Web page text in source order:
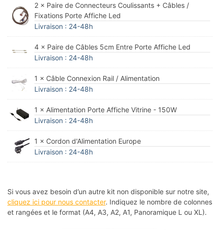
2 × Paire de Connecteurs Coulissants + Câbles /
Fixations Porte Affiche Led
Livraison : 24-48h
4 × Paire de Câbles 5cm Entre Porte Affiche Led
Livraison : 24-48h
1 × Câble Connexion Rail / Alimentation
Livraison : 24-48h
1 × Alimentation Porte Affiche Vitrine - 150W
Livraison : 24-48h
1 × Cordon d'Alimentation Europe
Livraison : 24-48h
Si vous avez besoin d’un autre kit non disponible sur notre site,
cliquez ici pour nous contacter. Indiquez le nombre de colonnes
et rangées et le format (A4, A3, A2, A1, Panoramique L ou XL).